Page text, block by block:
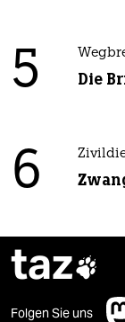
5 Die
6
taz
Folgen Sie uns